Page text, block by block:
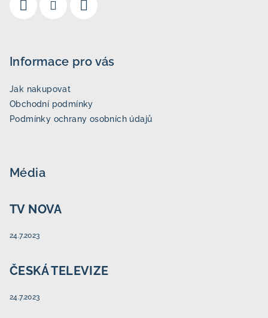
Informace pro vás
Jak nakupovat
Obchodní podmínky
Podmínky ochrany osobních údajů
Média
TV NOVA
24.7.2023
ČESKÁ TELEVIZE
24.7.2023